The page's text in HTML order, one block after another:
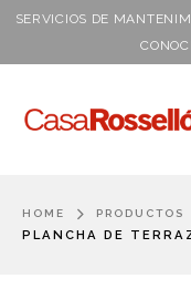
SERVICIOS DE
HOME PRODUCTOS
PLANCHA DE